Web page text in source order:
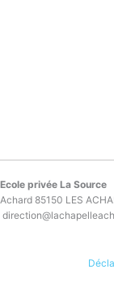
Ecole privée La Source
Achard 85150 LES